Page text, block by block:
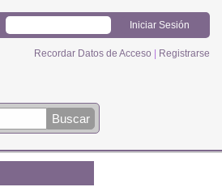
Recordar Datos de Acceso Registrarse